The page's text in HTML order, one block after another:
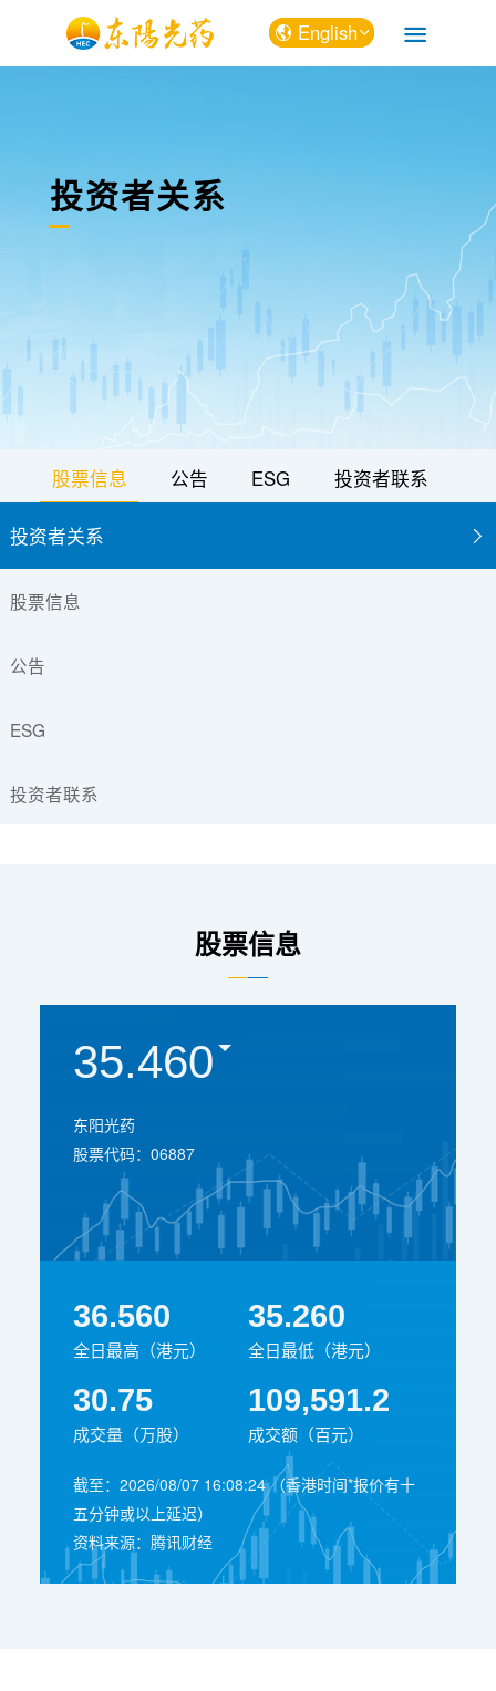
English
中文
投资者关系
股票信息 公告 ESG 投资者联系
投资者关系
股票信息
公告
ESG
投资者联系
股票信息
35.460
东阳光药
股票代码：06887
36.560
全日最高（港元）
35.260
全日最低（港元）
30.75
成交量（万股）
109,591.2
成交额（百元）
截至： 2026/08/07 16:08:24（香港时间*报价有十
五分钟或以上延迟）
资料来源：腾讯财经